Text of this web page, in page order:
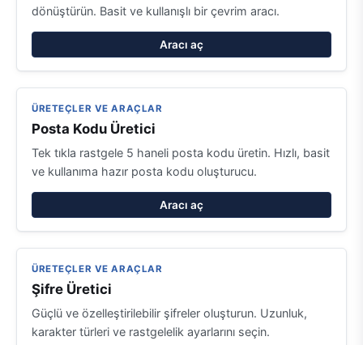
dönüştürün. Basit ve kullanışlı bir çevrim aracı.
Aracı aç
ÜRETEÇLER VE ARAÇLAR
Posta Kodu Üretici
Tek tıkla rastgele 5 haneli posta kodu üretin. Hızlı, basit
ve kullanıma hazır posta kodu oluşturucu.
Aracı aç
ÜRETEÇLER VE ARAÇLAR
Şifre Üretici
Güçlü ve özelleştirilebilir şifreler oluşturun. Uzunluk,
karakter türleri ve rastgelelik ayarlarını seçin.